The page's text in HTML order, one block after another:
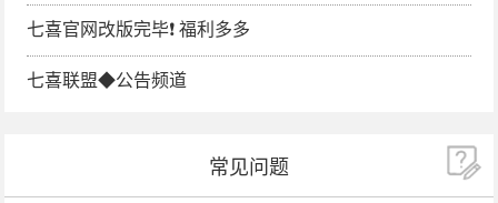
七喜官网改版完毕❗️ 福利多多
七喜联盟◆公告频道
常见问题